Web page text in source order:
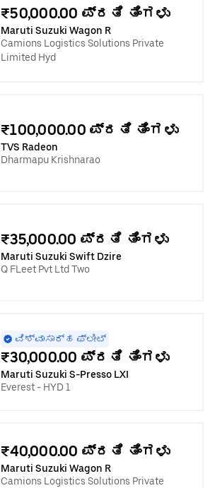
₹50,000.00 ಪ್ರತಿ ತಿಂಗಳು
Maruti Suzuki Wagon R
Camions Logistics Solutions Private
Limited Hyd
₹100,000.00 ಪ್ರತಿ ತಿಂಗಳು
TVS Radeon
Dharmapu Krishnarao
₹35,000.00 ಪ್ರತಿ ತಿಂಗಳು
Maruti Suzuki Swift Dzire
Q FLeet Pvt Ltd Two
ವಿಶ್ವಾಸಾರ್ಹ ಫ್ಲೀಟ್
₹30,000.00 ಪ್ರತಿ ತಿಂಗಳು
Maruti Suzuki S-Presso LXI
Everest - HYD 1
₹40,000.00 ಪ್ರತಿ ತಿಂಗಳು
Maruti Suzuki Wagon R
Camions Logistics Solutions Private